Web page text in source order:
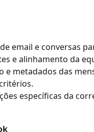
email e conversas
e alinhamento da
e metadados das
específicas da